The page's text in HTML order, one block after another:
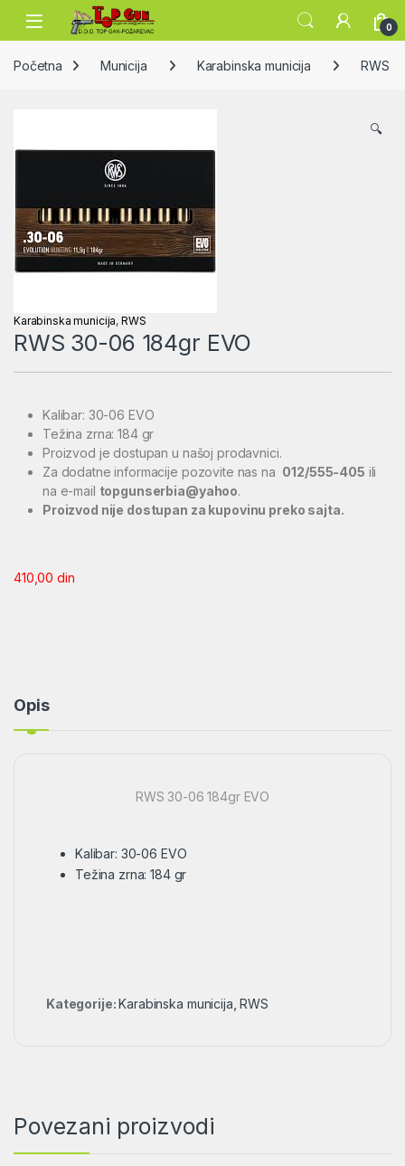
Skip to navigation
Skip to content
Open 0
Početna Municija Karabinska municija RWS
🔍
Karabinska municija,RWS
RWS 30-06 184gr EVO
Kalibar: 30-06 EVO
Težina zrna: 184 gr
Proizvod je dostupan u našoj prodavnici.
Za dodatne informacije pozovite nas na 012/555-405 ili
na e-mail topgunserbia@yahoo.
Proizvod nije dostupan za kupovinu preko sajta.
410,00din
Opis
RWS 30-06 184gr EVO
Kalibar: 30-06 EVO
Težina zrna: 184 gr
Kategorije:Karabinska municija ,RWS
Povezani proizvodi